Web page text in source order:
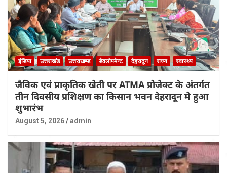
इंडिया उत्तराखंड उत्तराखण्ड डेवलोपमेन्ट देहरादून राज्य स्वास्थ्य
जैविक एवं प्राकृतिक खेती पर ATMA प्रोजेक्ट के अंतर्गत
तीन दिवसीय प्रशिक्षण का किसान भवन देहरादून मे हुआ
शुभारंभ
August 5, 2026 admin